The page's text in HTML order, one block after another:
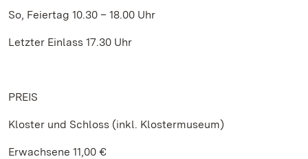
So, Feiertag 10.30 – 18.00 Uhr
Letzter Einlass 17.30 Uhr
PREIS
Kloster und Schloss (inkl. Klostermuseum)
Erwachsene 11,00 €